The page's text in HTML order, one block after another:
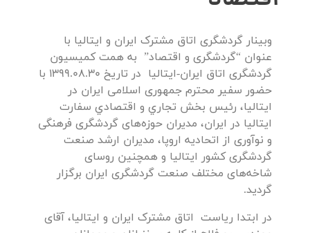
وبینار گردشگری اتاق مشترک ایران و ایتالیا با
عنوان “گردشگری و اقتصاد” به همت کمیسیون
گردشگری اتاق ایران-ایتالیا در تاریخ 1399.08.30 با
حضور سفیر محترم جمهوری اسلامی ایران در
ایتالیا، رئيس بخش تجاري و اقتصادي سفارت
ایتالیا در ایران، مدیران حوزه‌های گردشگری فرهنگی
و نوآوری از اتحادیه اروپا، مدیران ارشد صنعت
گردشگری کشور ایتالیا و همچنین روسای
شاخه‌های مختلف صنعت گردشگری ایران برگزار
گردید.
در ابتدا ریاست اتاق مشترک ایران و ایتالیا، آقای